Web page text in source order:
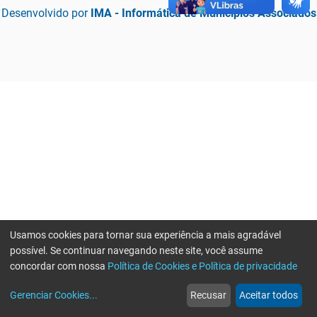
Desenvolvido por IMA - Informática de Municípios Associados
web
Notícias
more_horiz
Mais
Usamos cookies para tornar sua experiência a mais agradável
possível. Se continuar navegando neste site, você assume
concordar com nossa Política de Cookies e Política de privacidade
Gerenciar Cookies... Recusar Aceitar todos
Erro ao enviar informações, por favor tente novamente